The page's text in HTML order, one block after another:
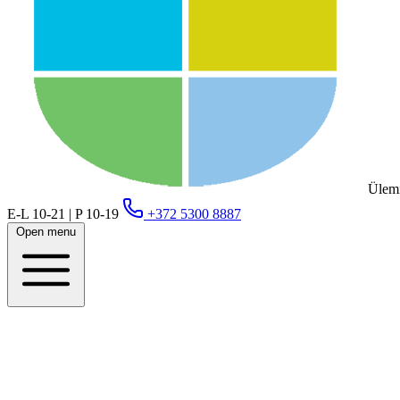
E-L 10-21 | P 10-19
+372 5300 8887
Open menu